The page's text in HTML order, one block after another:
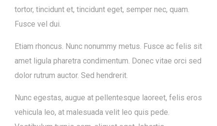
tortor, tincidunt et, tincidunt eget, semper nec, quam.
Fusce vel dui.
Etiam rhoncus. Nunc nonummy metus. Fusce ac felis sit
amet ligula pharetra condimentum. Donec vitae orci sed
dolor rutrum auctor. Sed hendrerit.
Nunc egestas, augue at pellentesque laoreet, felis eros
vehicula leo, at malesuada velit leo quis pede.